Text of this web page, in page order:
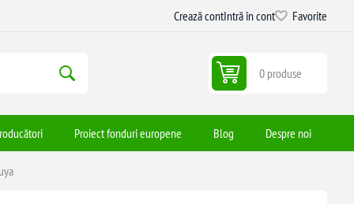
Crează contIntră în cont Favorite
0 produse
Proiect fonduri europene Blog Despre noi